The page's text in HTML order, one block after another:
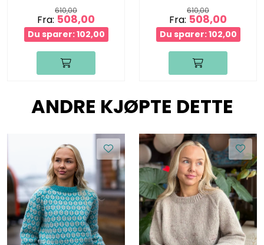
610,00
Fra: 508,00
Du sparer: 102,00
610,00
Fra: 508,00
Du sparer: 102,00
ANDRE KJØPTE DETTE